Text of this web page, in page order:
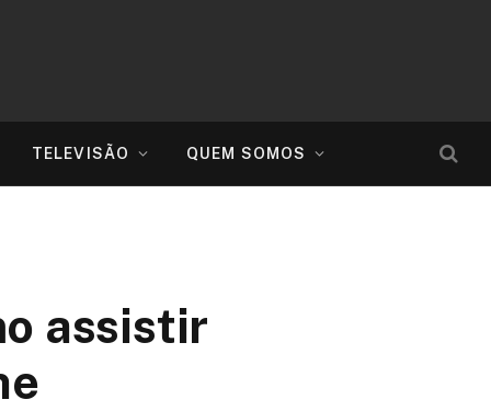
TELEVISÃO QUEM SOMOS
assistir